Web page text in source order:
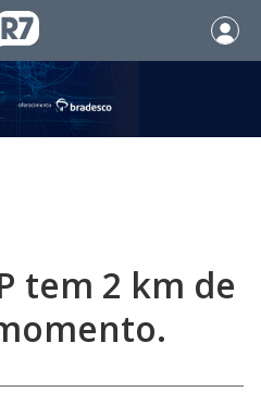
tem 2 km de